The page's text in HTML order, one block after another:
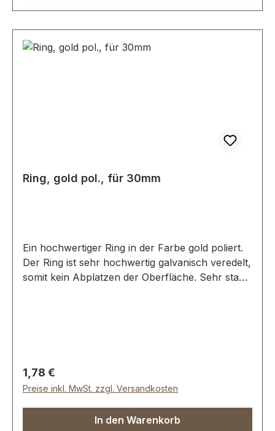
Ring, gold pol., für 30mm
Ein hochwertiger Ring in der Farbe gold poliert.
Der Ring ist sehr hochwertig galvanisch veredelt,
somit kein Abplatzen der Oberfläche. Sehr stabil,
Regulärer Preis:
1,78 €
Preise inkl. MwSt. zzgl. Versandkosten
In den Warenkorb